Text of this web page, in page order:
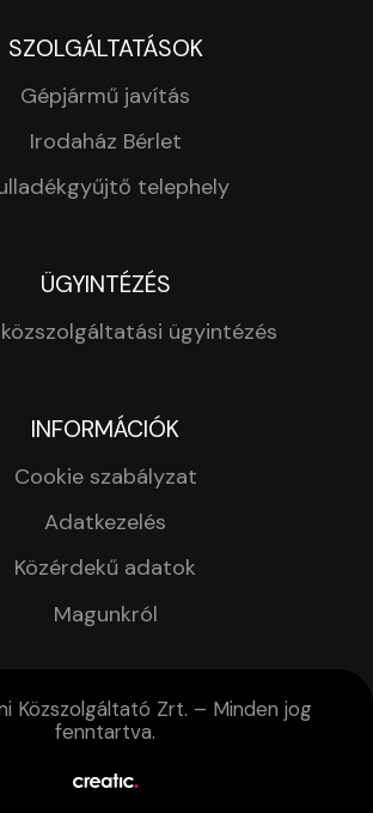
SZOLGÁLTATÁSOK
Gépjármű javítás
Irodaház Bérlet
telephely
ÜGYINTÉZÉS
ügyintézés
INFORMÁCIÓK
Cookie szabályzat
Adatkezelés
Közérdekű adatok
Magunkról
Közszolgáltató Zrt. – Minden jog
fenntartva.